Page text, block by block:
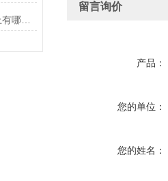
自动双联分析式铁谱仪在技术上有哪些优势？
留言询价
产品：
您的单位：
您的姓名：